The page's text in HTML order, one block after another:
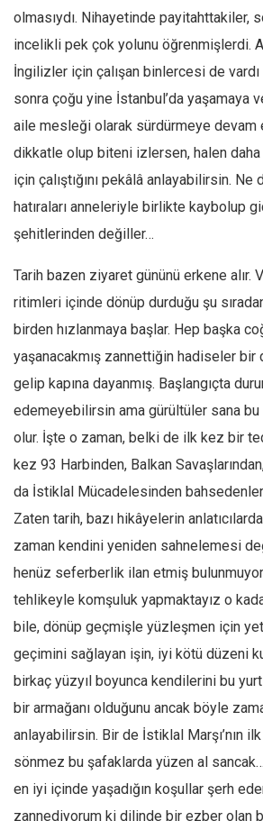
Ekonomi
Spor
Manzara
Sağlık
Gıda-Beslenme
Hayat
Türkiye
Siyaset
Dünya
Avrupa
Asya
Afrika
İslam Dünyası
Tarih
Düşünce
Dosyalar
olmasıydı. Nihayetinde payitahttakiler,
incelikli pek çok yolunu öğrenmişlerdi.
İngilizler için çalışan binlercesi de
sonra çoğu yine İstanbul’da yaşamaya
aile mesleği olarak sürdürmeye devam
dikkatle olup biteni izlersen, halen
için çalıştığını pekâlâ anlayabilirsin. Ne
hatıraları anneleriyle birlikte kaybolup
şehitlerinden değiller…
Tarih bazen ziyaret gününü erkene alır.
ritimleri içinde dönüp durduğu şu
birden hızlanmaya başlar. Hep başka
yaşanacakmış zannettiğin hadiseler bir
gelip kapına dayanmış. Başlangıçta
edemeyebilirsin ama gürültüler sana bu
olur. İşte o zaman, belki de ilk kez bir
kez 93 Harbinden, Balkan
da İstiklal Mücadelesinden
Zaten tarih, bazı hikâyelerin
zaman kendini yeniden sahnelemesi
henüz seferberlik ilan etmiş
tehlikeyle komşuluk yapmaktayız o
bile, dönüp geçmişle yüzleşmen için
geçimini sağlayan işin, iyi kötü düzeni
birkaç yüzyıl boyunca kendilerini bu
bir armağanı olduğunu ancak böyle
anlayabilirsin. Bir de İstiklal Marşı’nın
sönmez bu şafaklarda yüzen al
en iyi içinde yaşadığın koşullar şerh
zannediyorum ki dilinde bir ezber olan